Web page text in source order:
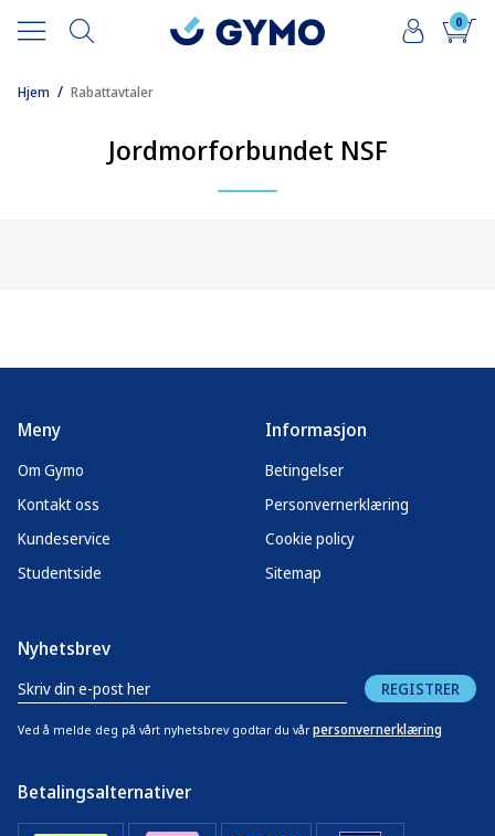
0
/
Hjem Rabattavtaler
Jordmorforbundet NSF
Meny
Om Gymo
Kontakt oss
Kundeservice
Studentside
Informasjon
Betingelser
Personvernerklæring
Cookie policy
Sitemap
Nyhetsbrev
REGISTRER
Ved å melde deg på vårt nyhetsbrev godtar du vår personvernerklæring
Betalingsalternativer